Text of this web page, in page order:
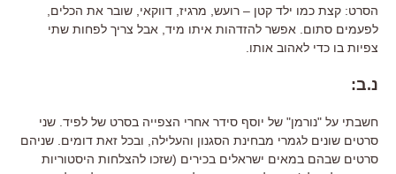
הסרט: קצת כמו ילד קטן – רועש, מרגיז, דווקאי, שובר את הכלים,
לפעמים סתום. אפשר להזדהות איתו מיד, אבל צריך לפחות שתי
צפיות בו כדי לאהוב אותו.
נ.ב:
חשבתי על "נורמן" של יוסף סידר אחרי הצפייה בסרט של לפיד. שני
סרטים שונים לגמרי מבחינת הסגנון והעלילה, ובכל זאת דומים. שניהם
סרטים שבהם במאים ישראלים בכירים (שזכו להצלחות היסטוריות